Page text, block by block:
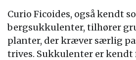
Curio Ficoides, også kendt
bergsukkulenter, tilhører
planter, der kræver særlig
trives. Sukkulenter er kendt